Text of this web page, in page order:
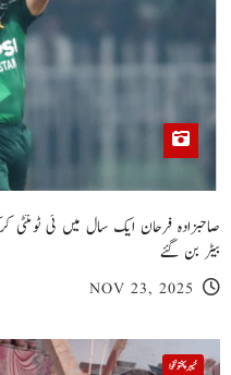
بیٹر بن گئے
NOV 23, 2025
خیبر پختونخوا